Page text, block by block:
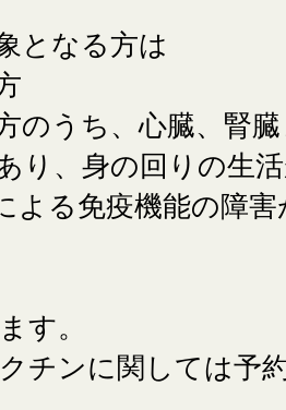
となる方は
のうち、心臓、腎
り、身の回りの生
よる免疫機能の障
ど
す。
チンに関しては予